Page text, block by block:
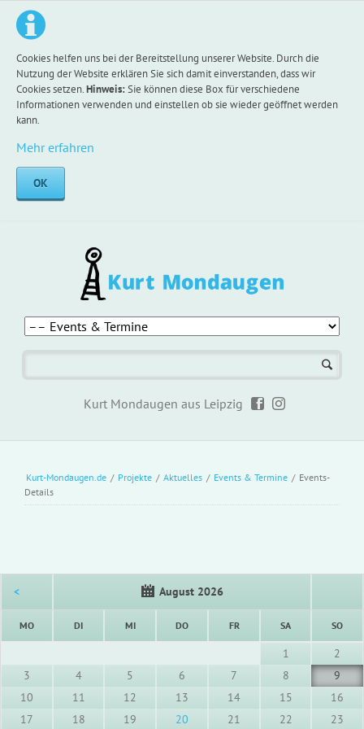
Cookies helfen uns bei der Bereitstellung unserer Website. Durch die
Nutzung der Website erklären Sie sich damit einverstanden, dass wir
Cookies setzen.Hinweis:Sie können diese Box für verschiedene
Informationen verwenden und einstellen ob sie wieder geöffnet werden
kann.
Mehr erfahren
OK
Kurt Mondaugen aus Leipzig
Kurt-Mondaugen.de / Projekte / Aktuelles / Events & Termine / Events-
Details
< August 2026
MONTAG DIENSTAG MITTWOCH DONNERSTAGFREITAG SAMSTAG SO
1
2
3
4 5 6 7 8
9
10
11 12 13 14 15
16
17
18 19 20 21 22 23